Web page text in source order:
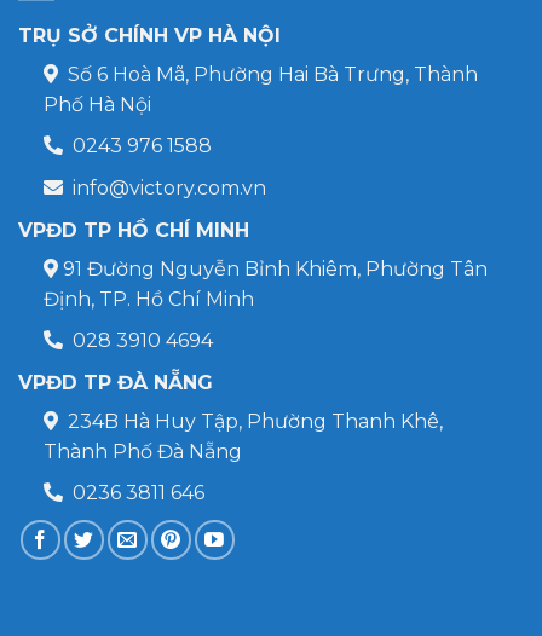
TRỤ SỞ CHÍNH VP HÀ NỘI
Số 6 Hoà Mã, Phường Hai Bà Trưng, Thành
Phố Hà Nội
0243 976 1588
info@victory.com.vn
VPĐD TP HỒ CHÍ MINH
91 Đường Nguyễn Bỉnh Khiêm, Phường Tân
Định, TP. Hồ Chí Minh
028 3910 4694
VPĐD TP ĐÀ NẴNG
234B Hà Huy Tập, Phường Thanh Khê,
Thành Phố Đà Nẵng
0236 3811 646